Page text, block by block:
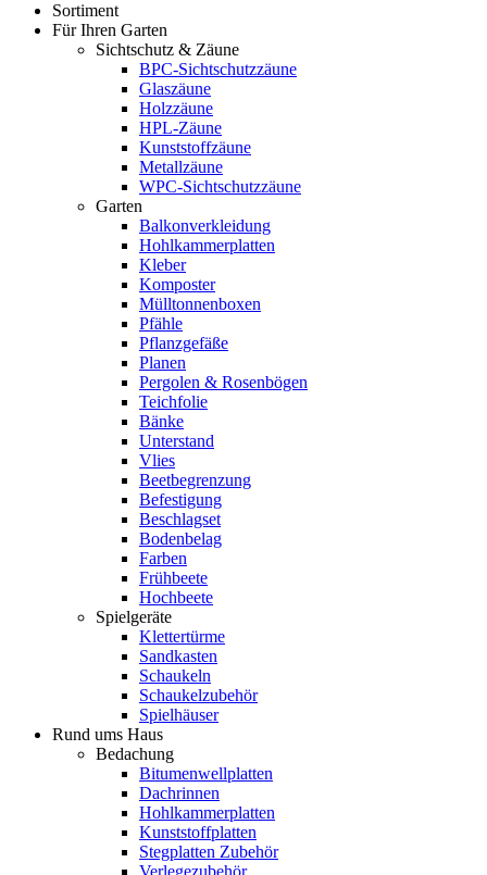
Sortiment
Für Ihren Garten
Sichtschutz & Zäune
BPC-Sichtschutzzäune
Glaszäune
Holzzäune
HPL-Zäune
Kunststoffzäune
Metallzäune
WPC-Sichtschutzzäune
Garten
Balkonverkleidung
Hohlkammerplatten
Kleber
Komposter
Mülltonnenboxen
Pfähle
Pflanzgefäße
Planen
Pergolen & Rosenbögen
Teichfolie
Bänke
Unterstand
Vlies
Beetbegrenzung
Befestigung
Beschlagset
Bodenbelag
Farben
Frühbeete
Hochbeete
Spielgeräte
Klettertürme
Sandkasten
Schaukeln
Schaukelzubehör
Spielhäuser
Rund ums Haus
Bedachung
Bitumenwellplatten
Dachrinnen
Hohlkammerplatten
Kunststoffplatten
Stegplatten Zubehör